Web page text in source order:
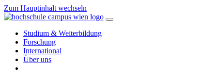
Zum Hauptinhalt wechseln
Studium & Weiterbildung
Forschung
International
Über uns